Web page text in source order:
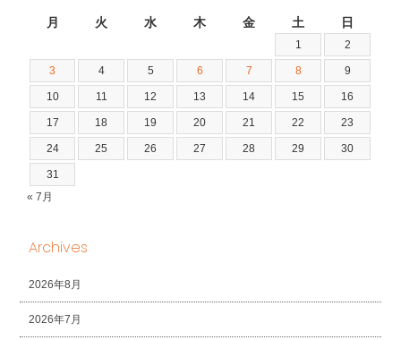
月 火 水 木 金 土 日
1 2
3 4 5 6 7 8 9
10 11 12 13 14 15 16
17 18 19 20 21 22 23
24 25 26 27 28 29 30
31
« 7月
Archives
2026年8月
2026年7月